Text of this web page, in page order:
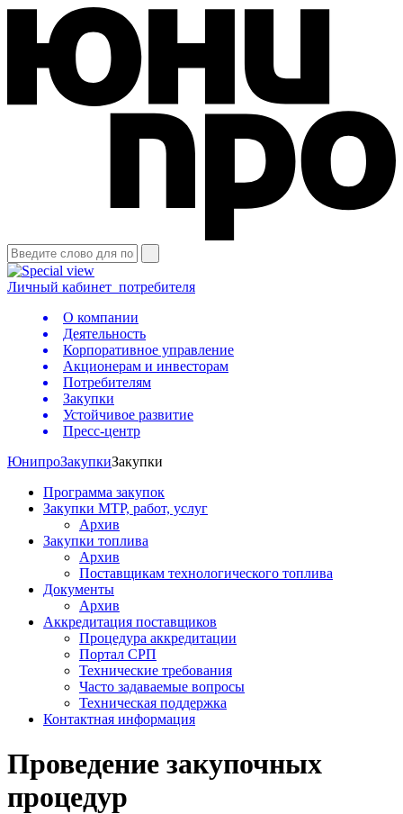
Личный кабинет потребителя
О компании
Деятельность
Корпоративное управление
Акционерам и инвесторам
Потребителям
Закупки
Устойчивое развитие
Пресс-центр
ЮнипроЗакупкиЗакупки
Программа закупок
Закупки МТР, работ, услуг
Архив
Закупки топлива
Архив
Поставщикам технологического топлива
Документы
Архив
Аккредитация поставщиков
Процедура аккредитации
Портал СРП
Технические требования
Часто задаваемые вопросы
Техническая поддержка
Контактная информация
Проведение закупочных
процедур